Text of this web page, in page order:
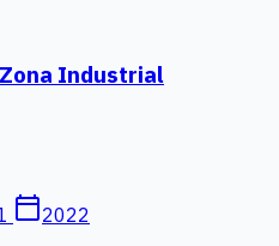
Zona Industrial
calendar_today2022